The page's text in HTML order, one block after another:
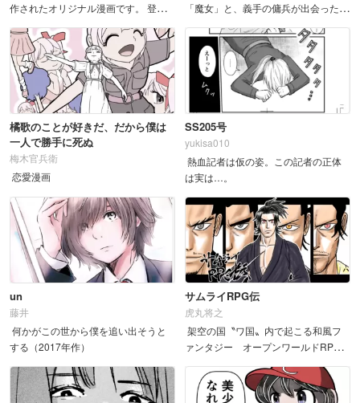
作されたオリジナル漫画です。 登場
全オリジナル設計です。 構成・演
出・ネーム・編集・画面設計に至る...
「魔女」と、義手の傭兵が出会った
橘歌のことが好きだ、だから僕は
一人で勝手に死ぬ
梅木官兵衛
恋愛漫画
SS205号
yukisa010
熱血記者は仮の姿。この記者の正体
は実は…。
un
藤井
何かがこの世から僕を追い出そうと
する（2017年作）
サムライRPG伝
虎丸将之
架空の国〝ワ国〟内で起こる和風フ
ァンタジー オープンワールドRPGの
なクエストをこなして進んめていくワ
クワク...